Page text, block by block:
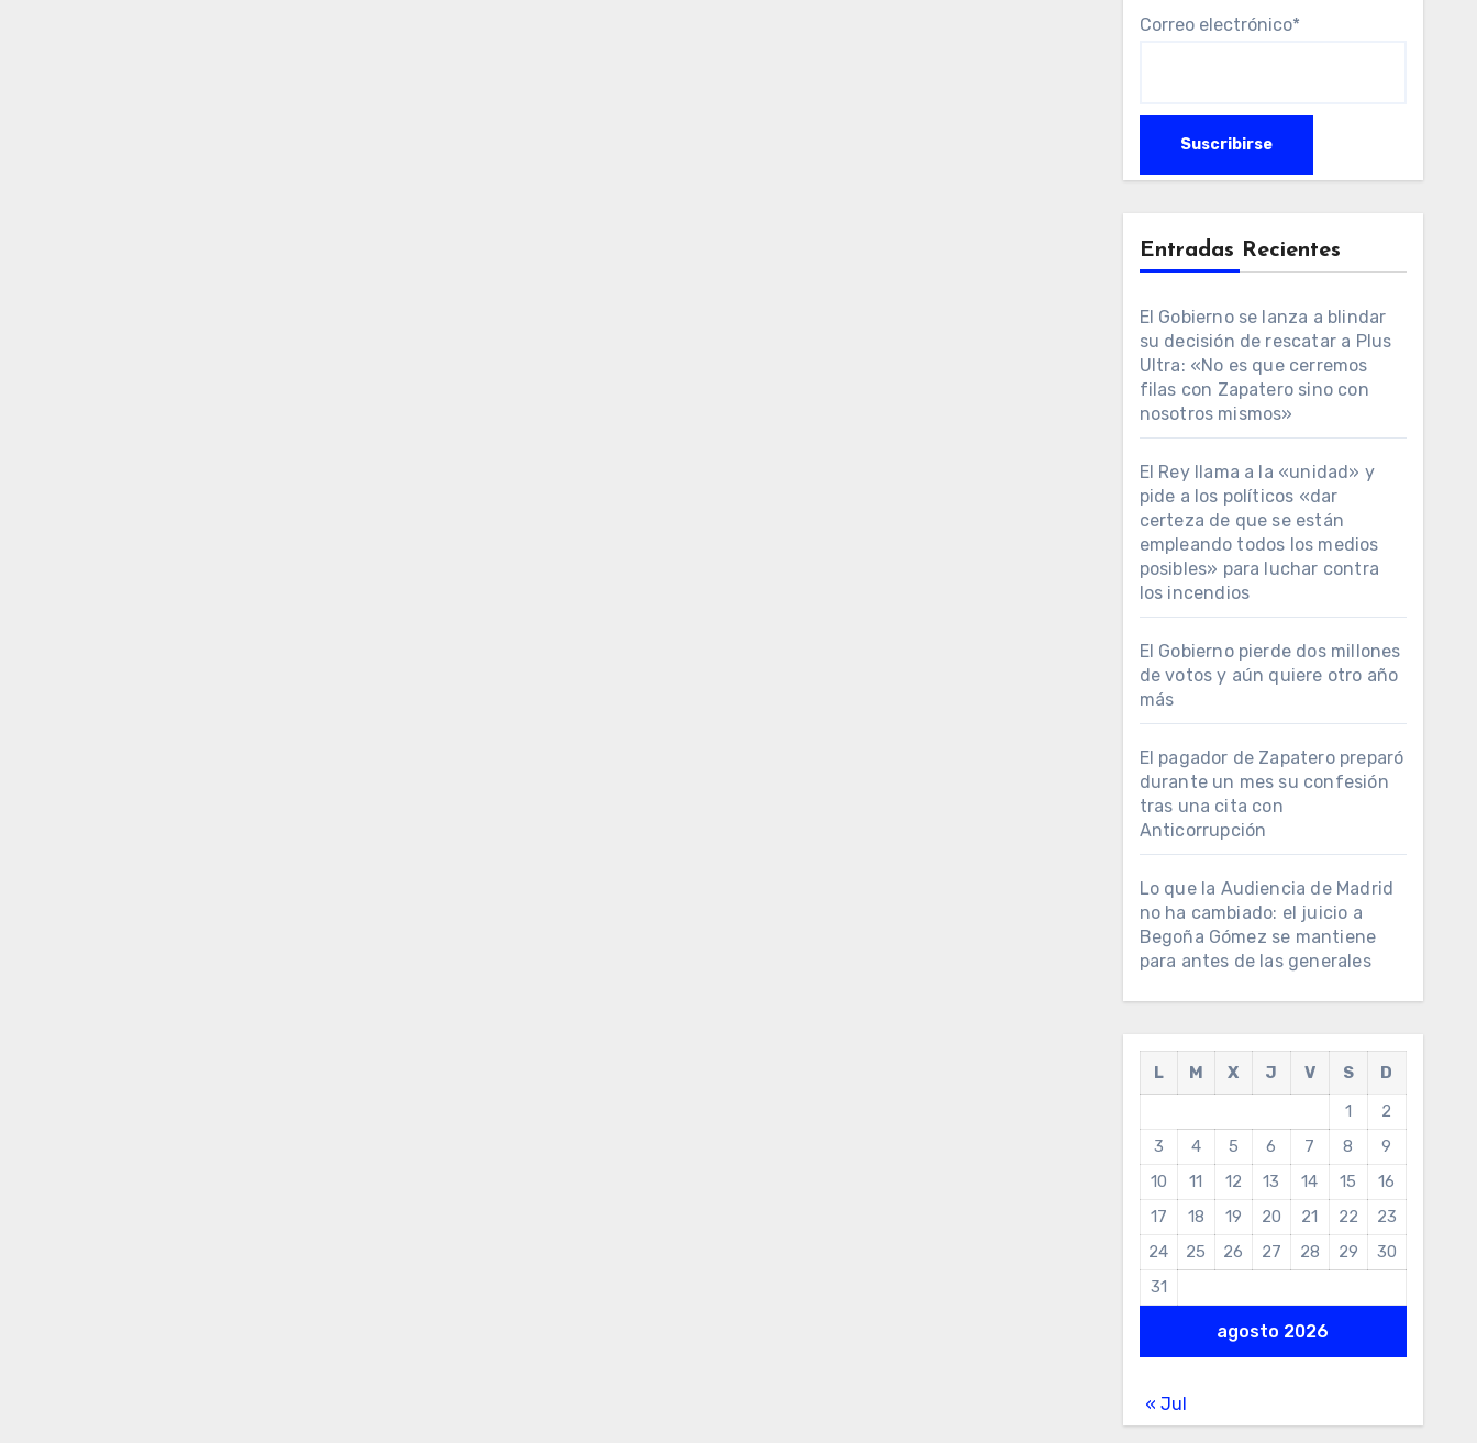
Correo electrónico*
Entradas Recientes
El Gobierno se lanza a blindar
su decisión de rescatar a Plus
Ultra: «No es que cerremos
filas con Zapatero sino con
nosotros mismos»
El Rey llama a la «unidad» y
pide a los políticos «dar
certeza de que se están
empleando todos los medios
posibles» para luchar contra
los incendios
El Gobierno pierde dos millones
de votos y aún quiere otro año
más
El pagador de Zapatero preparó
durante un mes su confesión
tras una cita con
Anticorrupción
Lo que la Audiencia de Madrid
no ha cambiado: el juicio a
Begoña Gómez se mantiene
para antes de las generales
agosto 2026
L M X J V S
D
1
2
3
4 5 6 7 8
9
10
11 12 13 14 15
16
17
18 19 20 21 22
23
24
25 26 27 28 29
30
31
« Jul